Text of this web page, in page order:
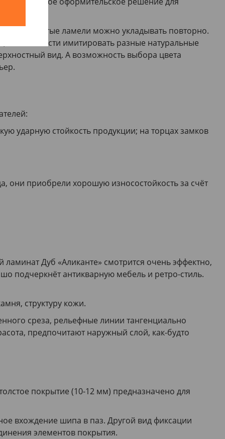
снятые ламели можно укладывать повторно.
возможности имитировать разные натуральные
вид. А возможность выбора цвета
ударную стойкость продукции; на торцах замков
они приобрели хорошую износостойкость за счёт
Дуб «Аликанте» смотрится очень эффектно,
подчеркнёт антикварную мебель и ретро-стиль.
структуру кожи.
среза, рельефные линии тангенциально
предпочитают наружный слой, как-будто
покрытие (10-12 мм) предназначено для
вхождение шипа в паз. Другой вид фиксации
элементов покрытия.